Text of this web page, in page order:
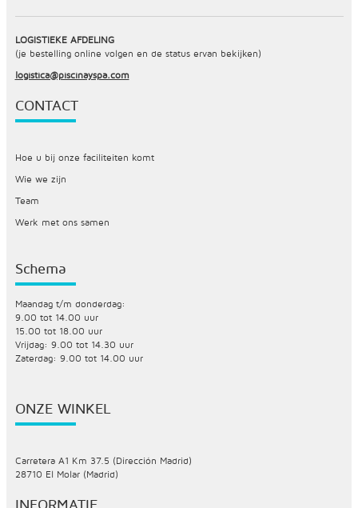
LOGISTIEKE AFDELING
(je bestelling online volgen en de status ervan bekijken)
logistica@piscinayspa.com
CONTACT
Hoe u bij onze faciliteiten komt
Wie we zijn
Team
Werk met ons samen
Schema
Maandag t/m donderdag:
9.00 tot 14.00 uur
15.00 tot 18.00 uur
Vrijdag: 9.00 tot 14.30 uur
Zaterdag: 9.00 tot 14.00 uur
ONZE WINKEL
Carretera A1 Km 37.5 (Dirección Madrid)
28710 El Molar (Madrid)
INFORMATIE